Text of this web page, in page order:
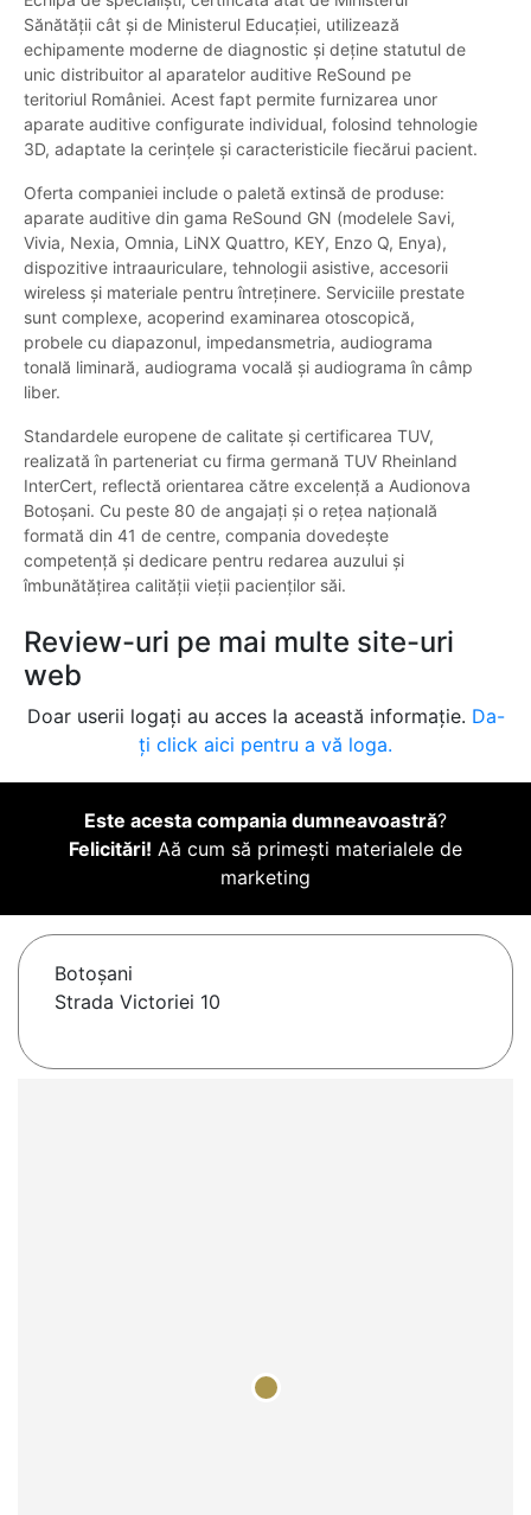
Sănătății cât și de Ministerul Educației, utilizează
echipamente moderne de diagnostic și deține statutul de
unic distribuitor al aparatelor auditive ReSound pe
teritoriul României. Acest fapt permite furnizarea unor
aparate auditive configurate individual, folosind tehnologie
3D, adaptate la cerințele și caracteristicile fiecărui pacient.
Oferta companiei include o paletă extinsă de produse:
aparate auditive din gama ReSound GN (modelele Savi,
Vivia, Nexia, Omnia, LiNX Quattro, KEY, Enzo Q, Enya),
dispozitive intraauriculare, tehnologii asistive, accesorii
wireless și materiale pentru întreținere. Serviciile prestate
sunt complexe, acoperind examinarea otoscopică,
probele cu diapazonul, impedansmetria, audiograma
tonală liminară, audiograma vocală și audiograma în câmp
liber.
Standardele europene de calitate și certificarea TUV,
realizată în parteneriat cu firma germană TUV Rheinland
InterCert, reflectă orientarea către excelență a Audionova
Botoșani. Cu peste 80 de angajați și o rețea națională
formată din 41 de centre, compania dovedește
competență și dedicare pentru redarea auzului și
îmbunătățirea calității vieții pacienților săi.
Review-uri pe mai multe site-uri
web
Doar userii logați au acces la această informație. Da-
ți click aici pentru a vă loga.
Este acesta compania dumneavoastră?
Felicitări! Aă cum să primești materialele de
marketing
Botoşani
Strada Victoriei 10